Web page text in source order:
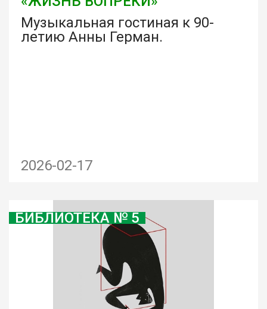
Музыкальная гостиная к 90-
летию Анны Герман.
2026-02-17
БИБЛИОТЕКА № 5